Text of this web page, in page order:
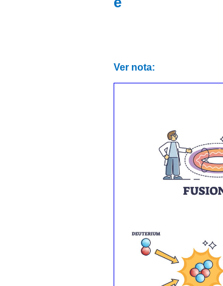
Ver nota: